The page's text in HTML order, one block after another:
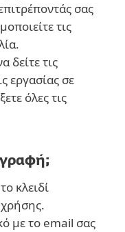
σας
τις
δείτε τις
εργασίας σε
όλες τις
κλειδί
με το email σας